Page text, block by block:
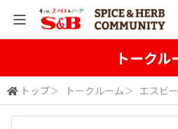
トークル
トップ＞ トークルーム＞ エスビ